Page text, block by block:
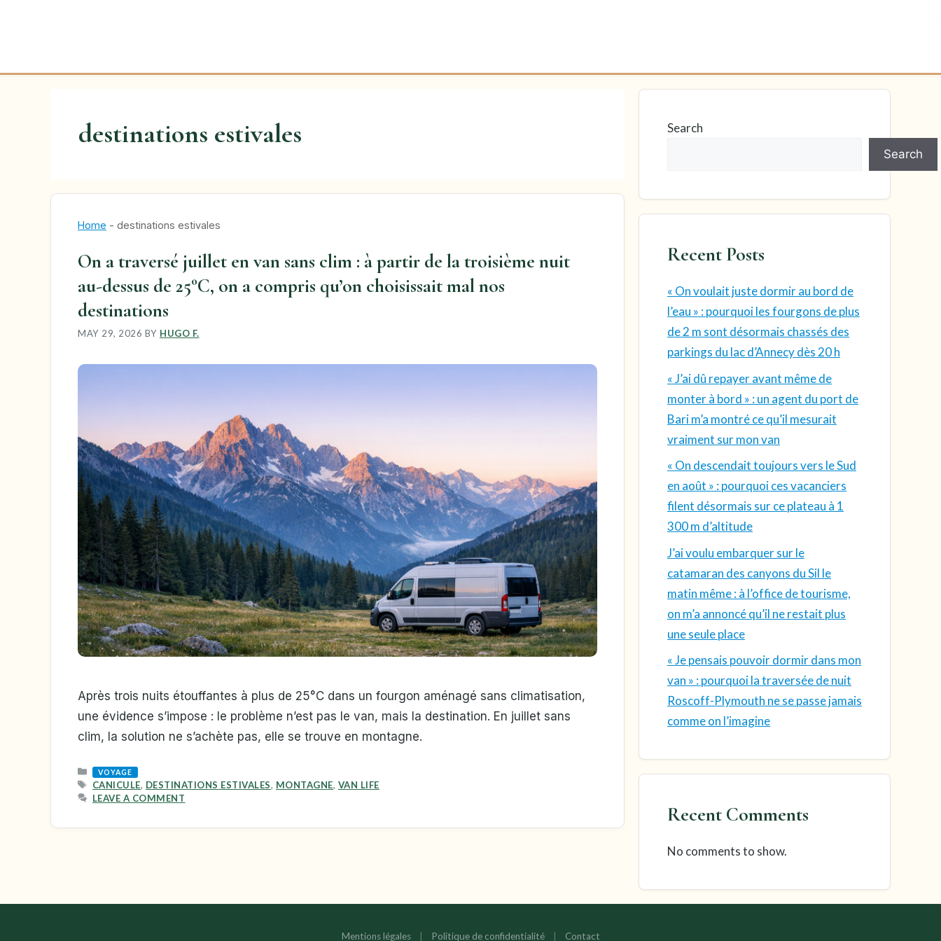
destinations estivales
Home - destinations estivales
On a traversé juillet en van sans clim : à partir de la troisième nuit
au-dessus de 25°C, on a compris qu’on choisissait mal nos
destinations
MAY 29, 2026 BY HUGO F.
Après trois nuits étouffantes à plus de 25°C dans un fourgon aménagé sans climatisation,
une évidence s’impose : le problème n’est pas le van, mais la destination. En juillet sans
clim, la solution ne s’achète pas, elle se trouve en montagne.
CATEGORIES
VOYAGE
TAGS
CANICULE, DESTINATIONS ESTIVALES, MONTAGNE, VAN LIFE
LEAVE A COMMENT
Search
Search
Recent Posts
« On voulait juste dormir au bord de
l’eau » : pourquoi les fourgons de plus
de 2 m sont désormais chassés des
parkings du lac d’Annecy dès 20 h
« J’ai dû repayer avant même de
monter à bord » : un agent du port de
Bari m’a montré ce qu’il mesurait
vraiment sur mon van
« On descendait toujours vers le Sud
en août » : pourquoi ces vacanciers
filent désormais sur ce plateau à 1
300 m d’altitude
J’ai voulu embarquer sur le
catamaran des canyons du Sil le
matin même : à l’office de tourisme,
on m’a annoncé qu’il ne restait plus
une seule place
« Je pensais pouvoir dormir dans mon
van » : pourquoi la traversée de nuit
Roscoff-Plymouth ne se passe jamais
comme on l’imagine
Recent Comments
No comments to show.
Mentions légales Politique de confidentialité Contact